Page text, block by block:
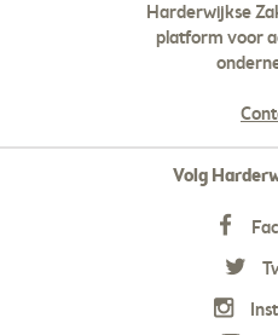
Harderwijkse
platform voor
Volg